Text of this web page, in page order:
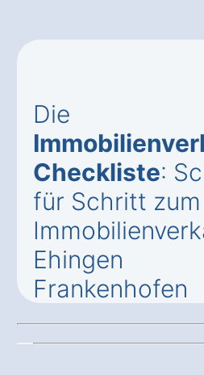
Die
Checkliste:
für Schritt zum
Ehingen
Frankenhofen